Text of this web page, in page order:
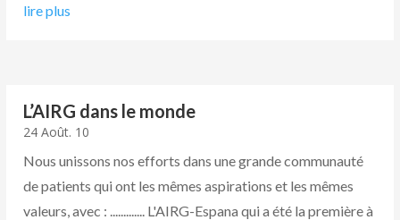
lire plus
L’AIRG dans le monde
24 Août. 10
Nous unissons nos efforts dans une grande communauté
de patients qui ont les mêmes aspirations et les mêmes
valeurs, avec : ............. L'AIRG-Espana qui a été la première à